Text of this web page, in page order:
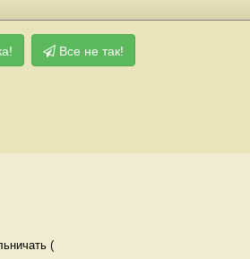
Все не так!
(